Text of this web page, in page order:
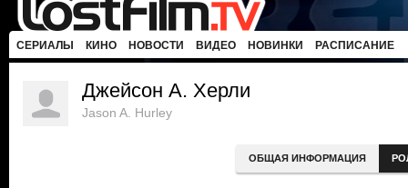
СЕРИАЛЫ КИНО НОВОСТИ ВИДЕО НОВИНКИ РАСПИСАНИЕ
Джейсон А. Херли
Jason A. Hurley
ОБЩАЯ ИНФОРМАЦИЯ